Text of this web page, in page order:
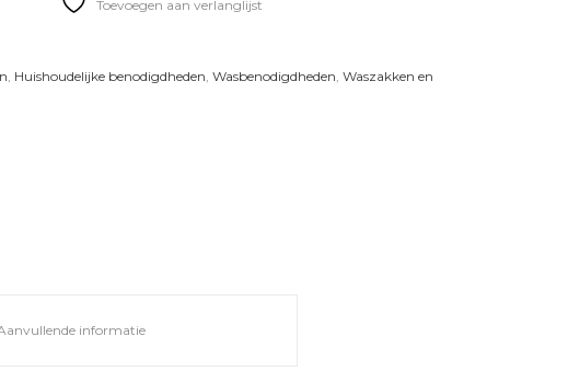
Toevoegen aan verlanglijst
, Huishoudelijke benodigdheden, Wasbenodigdheden, Waszakken en
informatie